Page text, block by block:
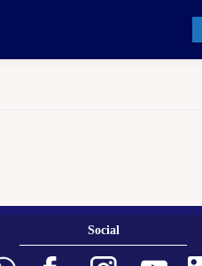
Social